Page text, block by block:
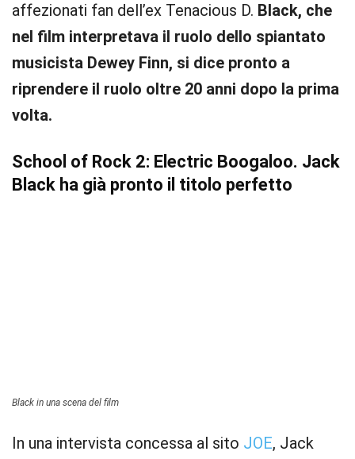
affezionati fan dell’ex Tenacious D. Black, che
nel film interpretava il ruolo dello spiantato
musicista Dewey Finn, si dice pronto a
riprendere il ruolo oltre 20 anni dopo la prima
volta.
School of Rock 2: Electric Boogaloo. Jack
Black ha già pronto il titolo perfetto
Black in una scena del film
In una intervista concessa al sito JOE, Jack